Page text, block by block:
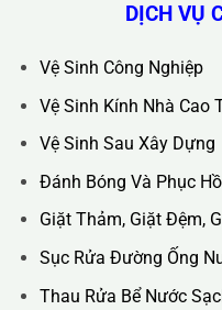
Trụ Sở Chính :36C Ngõ